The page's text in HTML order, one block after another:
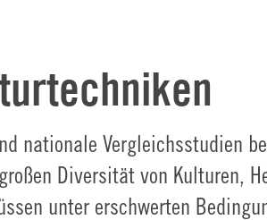
nationale Vergleichsstudien
Diversität von Kulturen,
unter erschwerten